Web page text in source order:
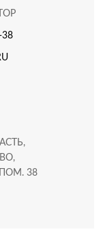
38
38